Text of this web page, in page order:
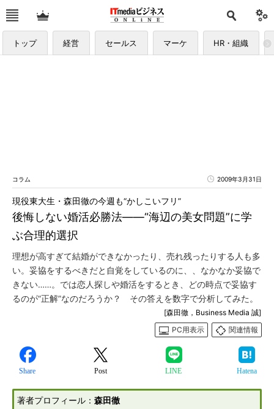
トップ 経営 セールス マーケ HR・組織
コラム 2009年3月31日
後悔しない婚活必勝法――“海辺の美女問題”に学
ぶ合理的選択
現役東大生・森田徹の今週も“かしこいフリ”
理想が高すぎて結婚ができなかったり、売れ残ったりする人も多
い。妥協をするべきだと自覚をしているのに、、なかなか妥協で
きない……。では恋人探しや婚活をするとき、どの時点で妥協す
るのが“正解”なのだろうか？ その答えを数字で分析してみた。
[森田徹，Business Media 誠]
PC用表示
関連情報
Share Post LINE Hatena
著者プロフィール： 森田徹